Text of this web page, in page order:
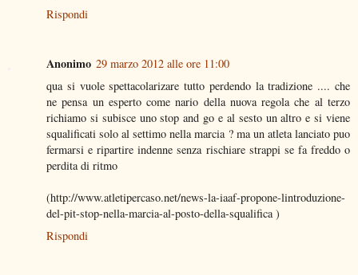
Rispondi
Anonimo 29 marzo 2012 alle ore 11:00
qua si vuole spettacolarizare tutto perdendo la tradizione .... che
ne pensa un esperto come nario della nuova regola che al terzo
richiamo si subisce uno stop and go e al sesto un altro e si viene
squalificati solo al settimo nella marcia ? ma un atleta lanciato puo
fermarsi e ripartire indenne senza rischiare strappi se fa freddo o
perdita di ritmo
(http://www.atletipercaso.net/news-la-iaaf-propone-lintroduzione-
del-pit-stop-nella-marcia-al-posto-della-squalifica )
Rispondi